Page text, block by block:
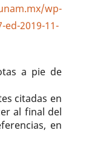
wp-
2019-11-
a pie de
citadas en
al final del
en